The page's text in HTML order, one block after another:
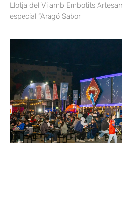
Llotja del Vi amb Embotits
especial “Aragó Sabor